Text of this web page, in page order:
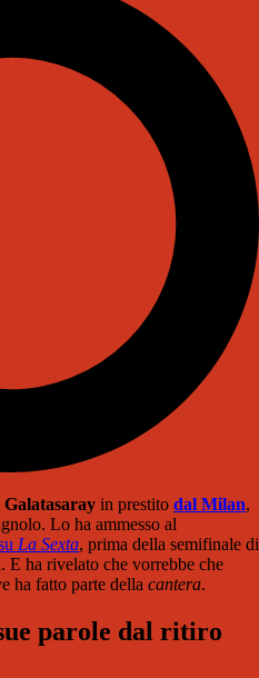
Galatasaray in prestito dal Milan,
Lo ha ammesso al
La Sexta, prima della semifinale di
E ha rivelato che vorrebbe che
ha fatto parte della cantera.
parole dal ritiro